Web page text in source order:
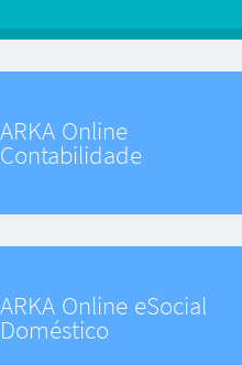
ARKA Online
Contabilidade
ARKA Online eSocial
Doméstico